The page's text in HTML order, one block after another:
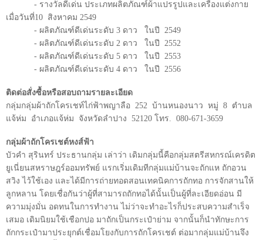
- รางวัลดีเด่น ประเภทผลิตภัณฑ์ผ้าแปรรูปและเครื่องแต่งกาย
เมื่อวันที่10 สิงหาคม 2549
- ผลิตภัณฑ์ดีเด่นระดับ 3 ดาว ในปี
2549
- ผลิตภัณฑ์ดีเด่นระดับ 2 ดาว
ในปี
2552
- ผลิตภัณฑ์ดีเด่นระดับ 5 ดาว
ในปี
2553
- ผลิตภัณฑ์ดีเด่นระดับ 4 ดาว
ในปี 2556
ติดต่อสั่งซื้อหรือสอบถามรายละเอียด
กลุ่มกลุ่มผ้าถักโครเชท์ไก่ฟ้าพญาลือ 252 บ้านหนองนาว หมู่ 8 ตำบล
แจ้ห่ม
อำเภอแจ้ห่ม จังหวัดลำปาง 52120 โทร. 080-671-3659
กลุ่มผ้าถักโครเชต์หงส์ฟ้า
บัวคำ สุรินทร์ ประธานกลุ่ม เล่าว่า เดิมกลุ่มนี้คือกลุ่มสตรีสหกรณ์เครดิต
ยูเนี่ยนสหราษฎร์ออมทรัพย์ แรกเริ่มเดิมทีกลุ่มแม่บ้านจะถักแห ถักอวน
สวิง ไว้ใช้เอง และได้มีการถ่ายทอดสอนเทคนิคการถักทอ การจักสานให้
ลูกหลาน โดยเชื่อกันว่าผู้ที่สามารถถักทอได้นั้นเป็นผู้ที่ละเอียดอ่อน มี
ความมุ่งมั่น อดทนในการทำงาน ไม่ว่าจะทำอะไรก็ประสบความสำเร็จ
เสมอ เดิมนิยมใช้เชือกปอ มาถักเป็นกระเป๋าย่าม จากนั้นก็นำทักษะการ
ถักกระเป๋ามาประยุกต์เชื่อมโยงกับการถักโครเชต์ ต่อมากลุ่มแม่บ้านจึง